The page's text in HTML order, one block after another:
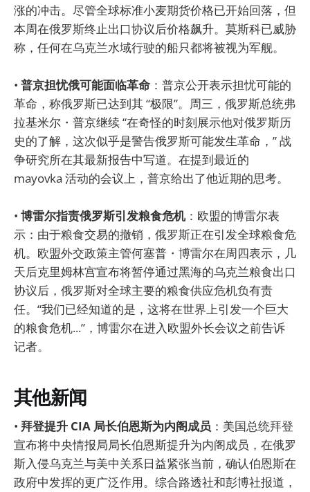
涨的冲击。尽管全球标准小麦期货价格已开始回落，但
本周在俄罗斯终止出口协议后价格飙升。莫斯科已威胁
称，任何在乌克兰水域行驶的船只都将被视为军舰。
• 普京担忧俄可能面临革命 ：普京公开表示担忧可能的
革命，称俄罗斯已达到其 “极限”。周三，俄罗斯总统弗
拉基米尔・普京继续 “在奇怪的时刻展示他对俄罗斯历
史的了解，这次似乎是警告俄罗斯可能发生革命，” 战
争研究所在其最新报告中写道。在提到最近的
mayovka 活动的会议上，普京给出了他近期的思考。
• 博雷尔指责俄罗斯引发粮食危机：欧盟的博雷尔表
示：由于粮食交易的撤销，俄罗斯正在引发全球粮食危
机。欧盟外交政策主管何塞普・博雷尔在周四表示，几
天后克里姆林宫宣布将暂停通过黑海的乌克兰粮食出口
协议后，俄罗斯对全球主要的粮食供应危机负有责
任。“我们已经知道的是，这将在世界上引发一个巨大
的粮食危机...”，博雷尔在进入欧盟外长会议之前告诉
记者。
其他新闻
• 拜登提升 CIA 局长伯恩斯为内阁成员 ：美国总统拜登
宣布将中央情报局局长伯恩斯提升为内阁成员，在俄罗
斯入侵乌克兰与美中关系日益紧张当前，确认伯恩斯在
政府中发挥的更广泛作用。综合路透社和彭博社报道，